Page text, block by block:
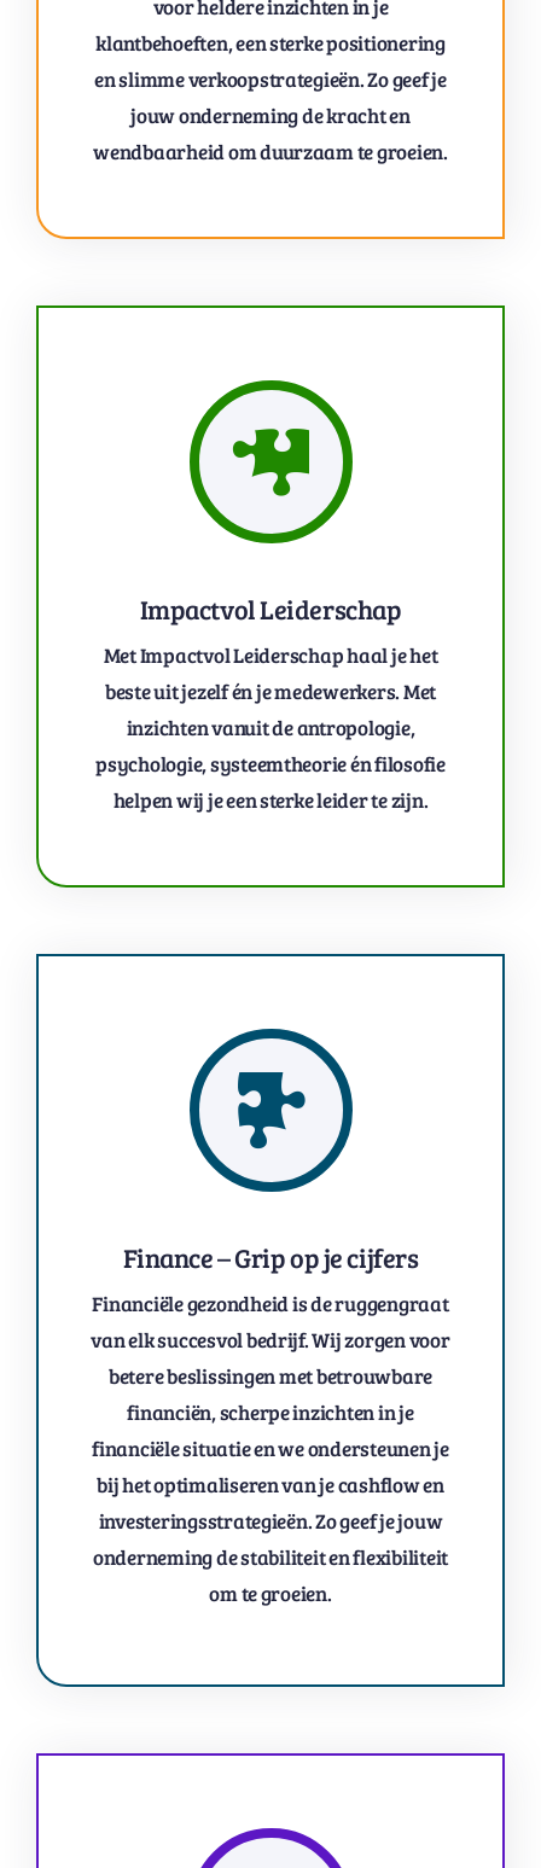
voor heldere inzichten in je
klantbehoeften, een sterke positionering
en slimme verkoopstrategieën. Zo geef je
jouw onderneming de kracht en
wendbaarheid om duurzaam te groeien.
Impactvol Leiderschap
Met Impactvol Leiderschap haal je het
beste uit jezelf én je medewerkers. Met
inzichten vanuit de antropologie,
psychologie, systeemtheorie én filosofie
helpen wij je een sterke leider te zijn.
Finance – Grip op je cijfers
Financiële gezondheid is de ruggengraat
van elk succesvol bedrijf. Wij zorgen voor
betere beslissingen met betrouwbare
financiën, scherpe inzichten in je
financiële situatie en we ondersteunen je
bij het optimaliseren van je cashflow en
investeringsstrategieën. Zo geef je jouw
onderneming de stabiliteit en flexibiliteit
om te groeien.